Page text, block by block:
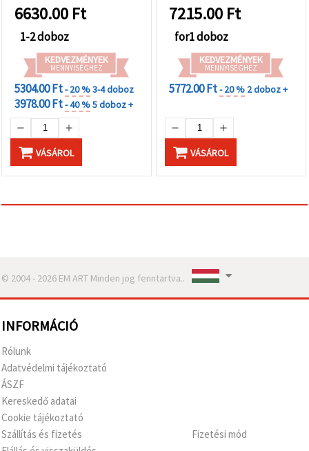
XQYX86085
6630.00 Ft
1-2 doboz
KEDVEZMÉNYEK
MENNYISÉGHEZ
5304.00 Ft- 20 %3-4 doboz
3978.00 Ft- 40 %5 doboz +
VÁSÁROL
7215.00 Ft
for1 doboz
KEDVEZMÉNYEK
MENNYISÉGHEZ
5772.00 Ft- 20 % 2 doboz +
VÁSÁROL
© 2004 - 2026 EM ART Minden jog fenntartva..
INFORMÁCIÓ
Rólunk
Adatvédelmi tájékoztató
ÁSZF
Kereskedő adatai
Cookie tájékoztató
Szállítás és fizetés
Fizetési mód